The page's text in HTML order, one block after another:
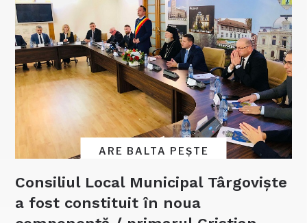
ARE BALTA PEȘTE
Consiliul Local Municipal Târgoviște
a fost constituit în noua